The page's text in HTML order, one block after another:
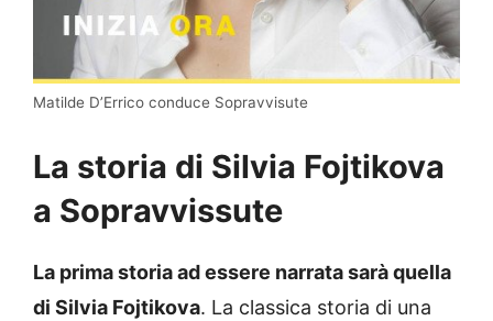
Matilde D’Errico conduce Sopravvisute
La storia di Silvia Fojtikova
a Sopravvissute
La prima storia ad essere narrata sarà quella
di Silvia Fojtikova. La classica storia di una